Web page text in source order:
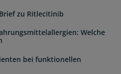
zu Ritlecitinib
Welche
bei funktionellen